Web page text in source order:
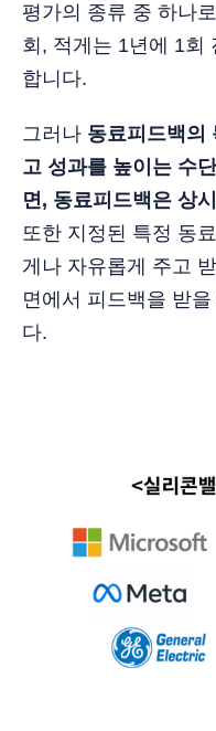
평가의 종류 중 하나
회, 적게는 1년에 1회
합니다.
그러나 동료피드백의
고 성과를 높이는 수
면, 동료피드백은 상
또한 지정된 특정 동
게나 자유롭게 주고
면에서 피드백을 받
다.